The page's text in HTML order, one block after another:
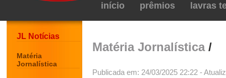
início prêmios lavras
JL Notícias
Matéria
Jornalística
Matéria Jornalística/
Publicada em: 24/03/2025 22:22 -